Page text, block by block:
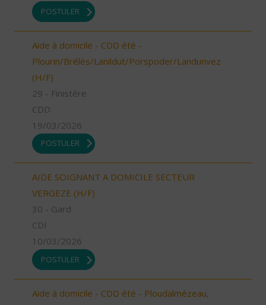
POSTULER
Aide à domicile - CDD été -
Plourin/Brélès/Lanildut/Porspoder/Landunvez
(H/F)
29 - Finistère
CDD
19/03/2026
POSTULER
AIDE SOIGNANT A DOMICILE SECTEUR
VERGEZE (H/F)
30 - Gard
CDI
10/03/2026
POSTULER
Aide à domicile - CDD été - Ploudalmézeau,